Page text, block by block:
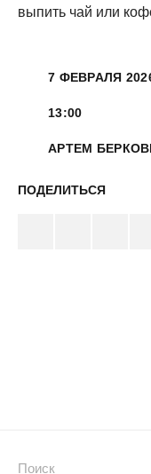
выпить чай или
7 ФЕВРАЛЯ
13:00
АРТЕМ
ПОДЕЛИТЬСЯ